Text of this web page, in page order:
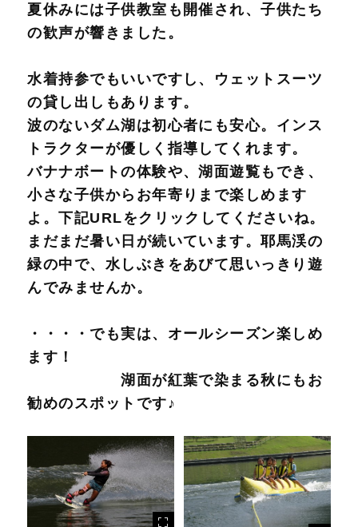
夏休みには子供教室も開催され、子供たち
の歓声が響きました。
水着持参でもいいですし、ウェットスーツ
の貸し出しもあります。
波のないダム湖は初心者にも安心。インス
トラクターが優しく指導してくれます。
バナナボートの体験や、湖面遊覧もでき、
小さな子供からお年寄りまで楽しめます
よ。下記URLをクリックしてくださいね。
まだまだ暑い日が続いています。耶馬渓の
緑の中で、水しぶきをあびて思いっきり遊
んでみませんか。
・・・・でも実は、オールシーズン楽しめ
ます！
湖面が紅葉で染まる秋にもお
勧めのスポットです♪